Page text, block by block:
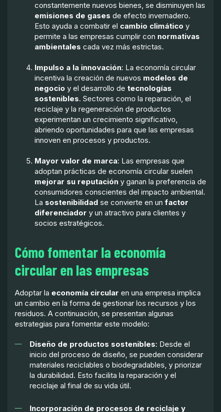
constantemente nuevos bienes, se disminuyen las
emisiones de gases de efecto invernadero.
Esto ayuda a combatir el cambio climático y
permite a las empresas cumplir con normativas
ambientales cada vez más estrictas.
Impulso a la innovación: La economía circular
incentiva la creación de nuevos modelos de
negocio y el desarrollo de tecnologías
sostenibles. Sectores como la reparación, el
reciclaje y la regeneración de productos
experimentan un crecimiento significativo,
abriendo oportunidades para que las empresas
innoven en procesos y productos.
Mayor valor de marca: Las empresas que
adoptan prácticas de economía circular suelen
mejorar su reputación y ganan la preferencia de
consumidores conscientes del impacto ambiental.
La sostenibilidad se convierte en un factor
diferenciador y un atractivo para clientes y
socios estratégicos.
Cómo fomentar la economía
circular en las empresas
Adoptar la economía circular en una empresa implica
un cambio en la forma de gestionar los recursos y los
residuos. A continuación, se presentan algunas
estrategias para fomentar este modelo:
Diseño de productos sostenibles: Desde el
inicio del proceso de diseño, se pueden considerar
materiales reciclables o biodegradables, y priorizar
la durabilidad. Esto facilita la reparación y el
reciclaje al final de su vida útil.
Incorporación de procesos de reciclaje y